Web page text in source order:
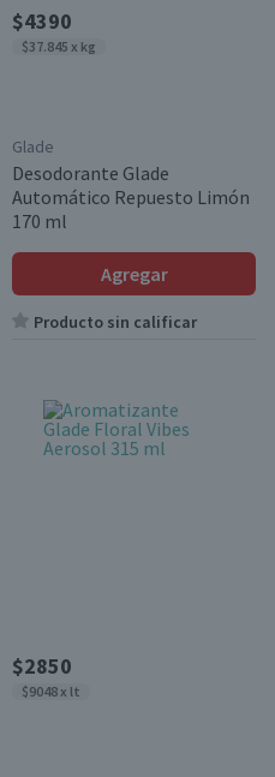
$4390
$37.845 x kg
Glade
Desodorante Glade
Automático Repuesto Limón
170 ml
Agregar
Producto sin calificar
$2850
$9048 x lt